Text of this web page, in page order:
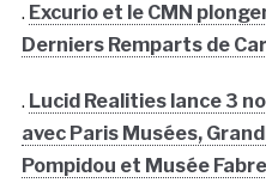
. Excurio et le CMN
Derniers Remparts de
. Lucid Realities lance 3
avec Paris Musées,
Pompidou et Musée Fabre